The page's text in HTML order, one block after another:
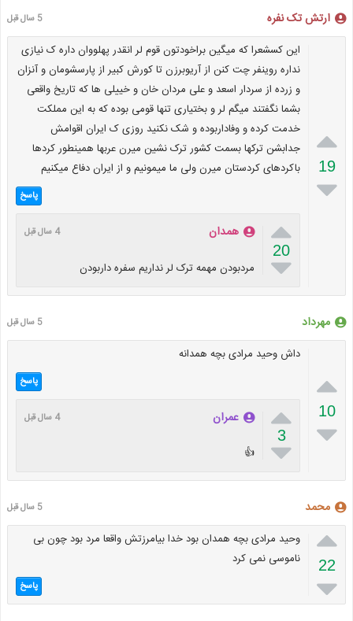
ارتش تک نفره 5 سال قبل

19

این کسشعرا که میگین براخودتون قوم لر انقدر پهلووان داره ک نیازی
نداره روینفر چت کنن از آریوبرزن تا کورش کبیر از پارسشومان و آنزان
و زرده از سردار اسعد و علی مردان خان و خییلی ها که تاریخ واقعی
بشما نگفتند میگم لر و بختیاری تنها قومی بوده که به این مملکت
خدمت کرده و وفاداربوده و شک نکنید روزی ک ایران اقوامش
جدابشن ترکها بسمت کشور ترک نشین میرن عربها همینطور کردها
باکردهای کردستان میرن ولی ما میمونیم و از ایران دفاع میکنیم
پاسخ

20

همدان 4 سال قبل
مردبودن مهمه ترک لر نداریم سفره داربودن
مهرداد 5 سال قبل

10

داش وحید مرادی بچه همدانه
پاسخ

3

عمران 4 سال قبل
👍
محمد 5 سال قبل

22

وحید مرادی بچه همدان بود خدا بیامرزتش واقعا مرد بود چون بی
ناموسی نمی کرد
پاسخ